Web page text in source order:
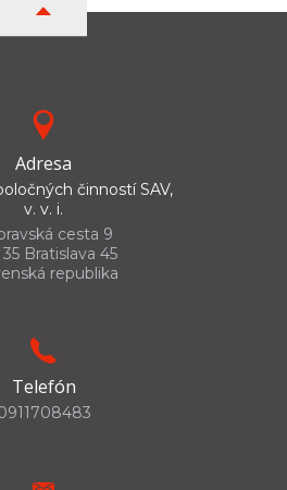
Adresa
činností SAV,
v. v. i.
cesta 9
Bratislava 45
republika
Telefón